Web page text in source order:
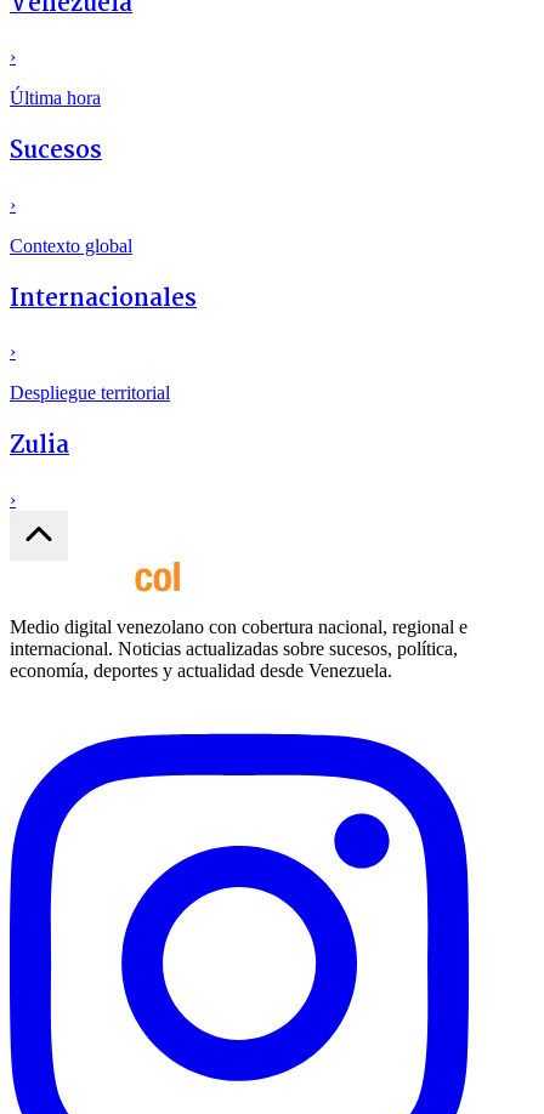
›
Última hora
Sucesos
›
Contexto global
Internacionales
›
Despliegue territorial
Zulia
›
Medio digital venezolano con cobertura nacional, regional e
internacional. Noticias actualizadas sobre sucesos, política,
economía, deportes y actualidad desde Venezuela.